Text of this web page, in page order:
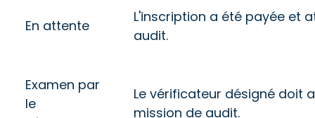
En attente
L'inscription a été payée et
audit.
Examen par
le
Le vérificateur désigné doit
mission de audit.